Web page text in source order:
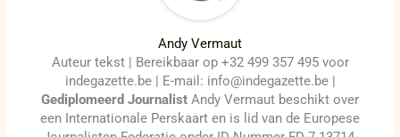
Andy Vermaut
Auteur tekst | Bereikbaar op +32 499 357 495 voor
indegazette.be | E-mail: info@indegazette.be |
Gediplomeerd Journalist Andy Vermaut beschikt over
een Internationale Perskaart en is lid van de Europese